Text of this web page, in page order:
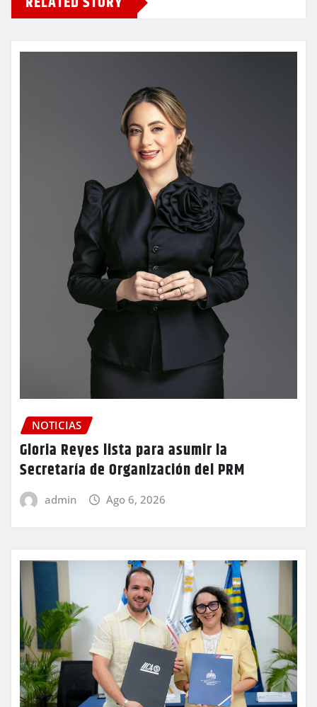
NOTICIAS
Gloria Reyes lista para asumir la
Secretaría de Organización del PRM
admin Ago 6, 2026